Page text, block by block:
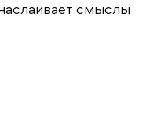
смыслы